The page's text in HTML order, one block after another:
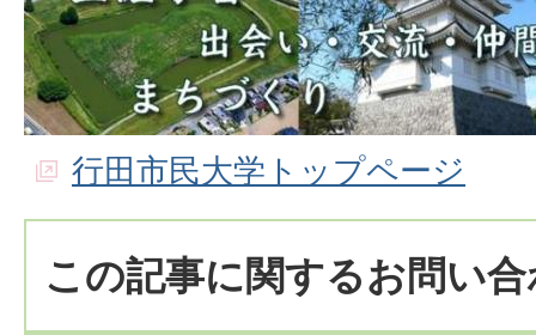
行田市民大学トップページ
この記事に関するお問い